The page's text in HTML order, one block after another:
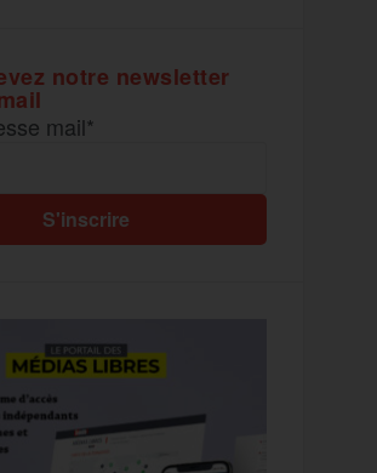
notre newsletter
mail*